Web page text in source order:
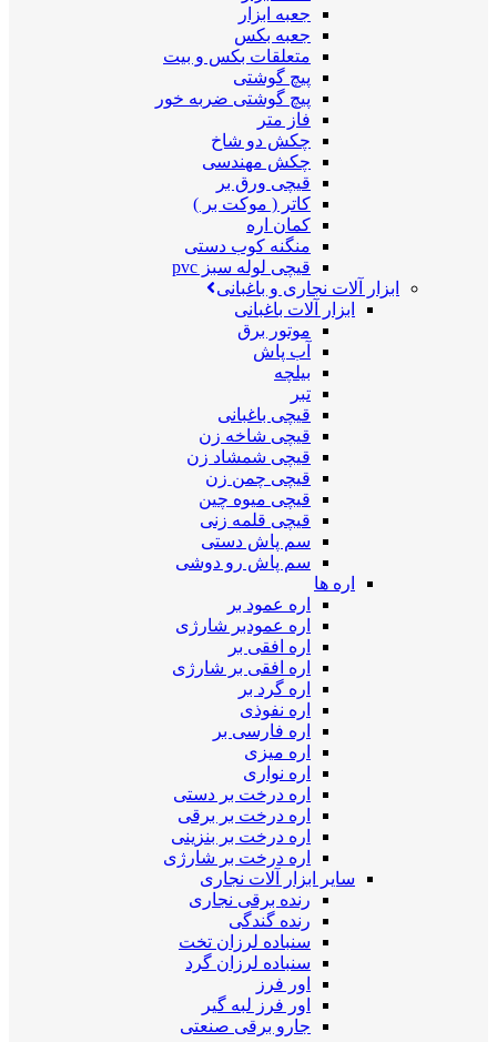
جعبه ابزار
جعبه بکس
متعلقات بکس و بیت
پیچ گوشتی
پیچ گوشتی ضربه خور
فاز متر
چکش دو شاخ
چکش مهندسی
قیچی ورق بر
کاتر ( موکت بر )
کمان اره
منگنه کوب دستی
قیچی لوله سبز pvc
ابزار آلات نجاری و باغبانی
ابزار آلات باغبانی
موتور برق
آب پاش
بیلچه
تبر
قیچی باغبانی
قیچی شاخه زن
قیچی شمشاد زن
قیچی چمن زن
قیچی میوه چین
قیچی قلمه زنی
سم پاش دستی
سم پاش رو دوشی
اره ها
اره عمود بر
اره عمودبر شارژی
اره افقی بر
اره افقی بر شارژی
اره گرد بر
اره نفوذی
اره فارسی بر
اره میزی
اره نواری
اره درخت بر دستی
اره درخت بر برقی
اره درخت بر بنزینی
اره درخت بر شارژی
سایر ابزار آلات نجاری
رنده برقی نجاری
رنده گندگی
سنباده لرزان تخت
سنباده لرزان گرد
اور فرز
اور فرز لبه گیر
جارو برقی صنعتی